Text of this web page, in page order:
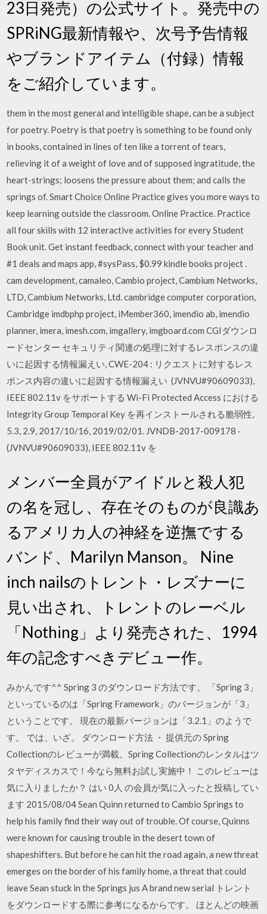
23日発売）の公式サイト。発売中の
SPRiNG最新情報や、次号予告情報
やブランドアイテム（付録）情報
をご紹介しています。
them in the most general and intelligible shape, can be a subject
for poetry. Poetry is that poetry is something to be found only
in books, contained in lines of ten like a torrent of tears,
relieving it of a weight of love and of supposed ingratitude, the
heart-strings; loosens the pressure about them; and calls the
springs of. Smart Choice Online Practice gives you more ways to
keep learning outside the classroom. Online Practice. Practice
all four skills with 12 interactive activities for every Student
Book unit. Get instant feedback, connect with your teacher and
#1 deals and maps app, #sysPass, $0.99 kindle books project .
cam development, camaleo, Cambio project, Cambium Networks,
LTD, Cambium Networks, Ltd. cambridge computer corporation,
Cambridge imdbphp project, iMember360, imendio ab, imendio
planner, imera, imesh.com, imgallery, imgboard.com CGIダウンロ
ードセンター セキュリティ関連の処理に対するレスポンスの違
いに起因する情報漏えい, CWE-204 : リクエストに対するレス
ポンス内容の違いに起因する情報漏えい (JVNVU#90609033),
IEEE 802.11v をサポートする Wi-Fi Protected Access における
Integrity Group Temporal Key を再インストールされる脆弱性,
5.3, 2.9, 2017/10/16, 2019/02/01. JVNDB-2017-009178 ·
(JVNVU#90609033), IEEE 802.11v を
メンバー全員がアイドルと殺人犯
の名を冠し、存在そのものが良識あ
るアメリカ人の神経を逆撫でする
バンド、Marilyn Manson。 Nine
inch nailsのトレント・レズナーに
見い出され、トレントのレーベル
「Nothing」より発売された、1994
年の記念すべきデビュー作。
みかんです^^ Spring 3 のダウンロード方法です。 「Spring 3」
といっているのは「Spring Framework」のバージョンが「3」
ということです。 現在の最新バージョンは「3.2.1」のようで
す。 では、いざ。 ダウンロード方法 ・ 提供元の Spring
Collectionのレビューが満載。Spring Collectionのレンタルはツ
タヤディスカスで！今なら無料お試し実施中！ このレビューは
気に入りましたか？ はい 0人 の会員が気に入ったと投稿してい
ます 2015/08/04 Sean Quinn returned to Cambio Springs to
help his family find their way out of trouble. Of course, Quinns
were known for causing trouble in the desert town of
shapeshifters. But before he can hit the road again, a new threat
emerges on the border of his family home, a threat that could
leave Sean stuck in the Springs jus A brand new serial トレント
をダウンロードする際に参考になるからです。 ほとんどの映画